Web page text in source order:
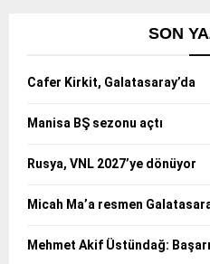
SON
Cafer Kirkit, Galatasaray’da
Manisa BŞ sezonu açtı
Rusya, VNL 2027’ye dönüyor
Micah Ma’a resmen
Mehmet Akif Üstündağ: